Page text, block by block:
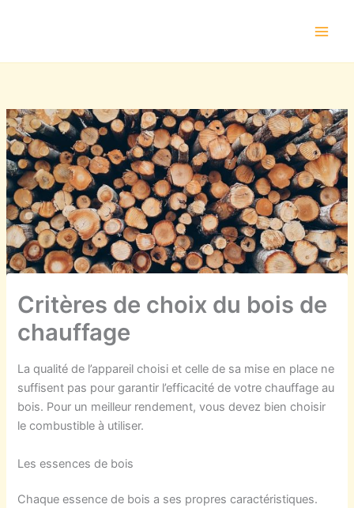
Critères de choix du bois de
chauffage
La qualité de l’appareil choisi et celle de sa mise en place ne
suffisent pas pour garantir l’efficacité de votre chauffage au
bois. Pour un meilleur rendement, vous devez bien choisir
le combustible à utiliser.
Les essences de bois
Chaque essence de bois a ses propres caractéristiques.